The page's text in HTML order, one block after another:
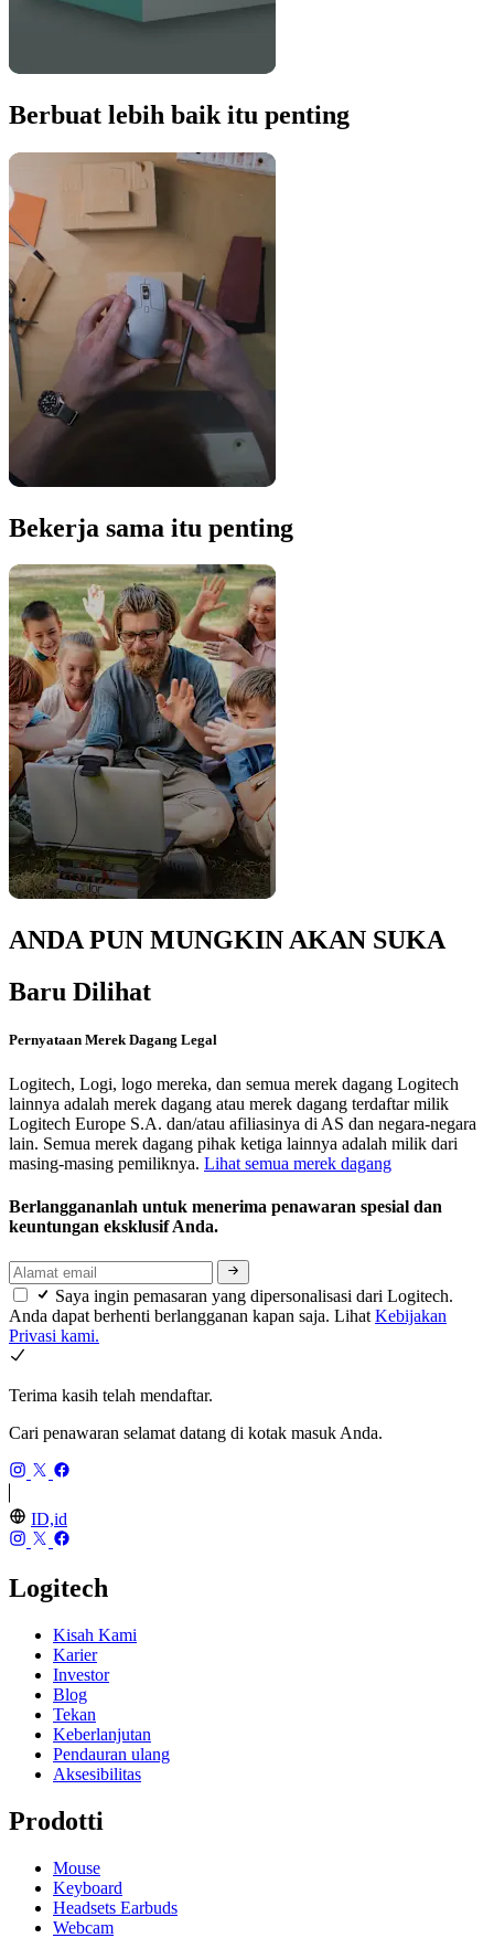
Berbuat lebih baik itu penting
Bekerja sama itu penting
ANDA PUN MUNGKIN AKAN SUKA
Baru Dilihat
Pernyataan Merek Dagang Legal
Logitech, Logi, logo mereka, dan semua merek dagang Logitech
lainnya adalah merek dagang atau merek dagang terdaftar milik
Logitech Europe S.A. dan/atau afiliasinya di AS dan negara-negara
lain. Semua merek dagang pihak ketiga lainnya adalah milik dari
masing-masing pemiliknya. Lihat semua merek dagang
Berlanggananlah untuk menerima penawaran spesial dan
keuntungan eksklusif Anda.
Saya ingin pemasaran yang dipersonalisasi dari Logitech.
Anda dapat berhenti berlangganan kapan saja. LihatKebijakan
Privasi kami.
Terima kasih telah mendaftar.
Cari penawaran selamat datang di kotak masuk Anda.
ID,id
Logitech
Kisah Kami
Karier
Investor
Blog
Tekan
Keberlanjutan
Pendauran ulang
Aksesibilitas
Prodotti
Mouse
Keyboard
Headsets Earbuds
Webcam